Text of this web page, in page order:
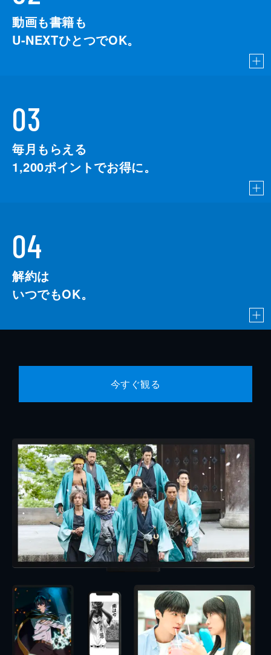
動画も書籍も
U-NEXTひとつでOK。
03
毎月もらえる
1,200ポイントでお得に。
04
解約は
いつでもOK。
今すぐ観る